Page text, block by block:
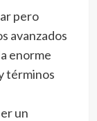
pero
avanzados
enorme
términos
un